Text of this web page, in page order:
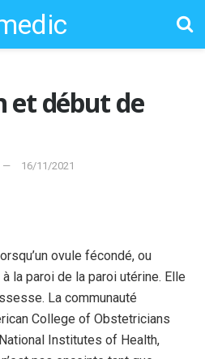
et début de
16/11/2021
ovule fécondé, ou
la paroi de la paroi utérine. Elle
La communauté
College of Obstetricians
Institutes of Health,